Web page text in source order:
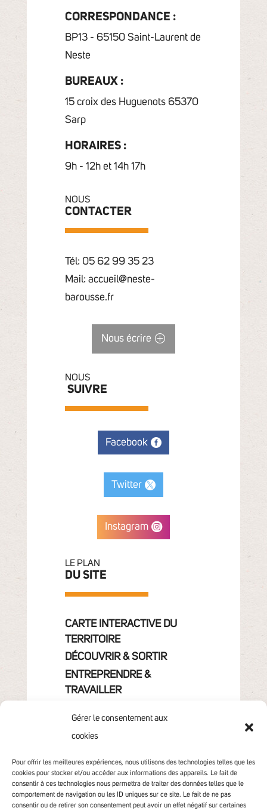
Gérer le consentement aux
cookies
Pour offrir les meilleures expériences, nous utilisons des technologies telles que les
cookies pour stocker et/ou accéder aux informations des appareils. Le fait de
consentir à ces technologies nous permettra de traiter des données telles que le
comportement de navigation ou les ID uniques sur ce site. Le fait de ne pas
consentir ou de retirer son consentement peut avoir un effet négatif sur certaines
CORRESPONDANCE :
BP13 - 65150 Saint-Laurent de
Neste
BUREAUX :
15 croix des Huguenots 65370
Sarp
HORAIRES :
9h - 12h et 14h 17h
NOUS
CONTACTER
Tél: 05 62 99 35 23
Mail: accueil@neste-
barousse.fr
Nous écrire
NOUS
SUIVRE
Facebook
Twitter
Instagram
LE PLAN
DU SITE
CARTE INTERACTIVE DU
TERRITOIRE
DÉCOUVRIR & SORTIR
ENTREPRENDRE &
TRAVAILLER
CONTACT